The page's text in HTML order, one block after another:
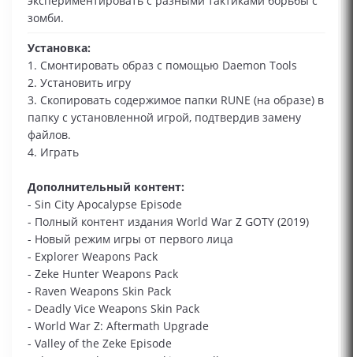
зомби.
Установка:
1. Смонтировать образ с помощью Daemon Tools
2. Установить игру
3. Скопировать содержимое папки RUNE (на образе) в
папку с установленной игрой, подтвердив замену
файлов.
4. Играть
Дополнительный контент:
- Sin City Apocalypse Episode
- Полный контент издания World War Z GOTY (2019)
- Новый режим игры от первого лица
- Explorer Weapons Pack
- Zeke Hunter Weapons Pack
- Raven Weapons Skin Pack
- Deadly Vice Weapons Skin Pack
- World War Z: Aftermath Upgrade
- Valley of the Zeke Episode